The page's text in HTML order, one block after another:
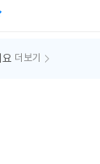
더보기